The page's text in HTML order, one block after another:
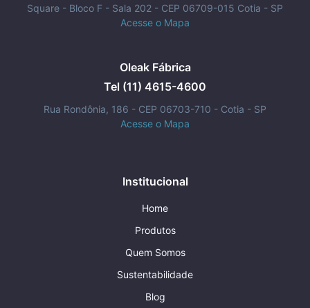
Square - Bloco F - Sala 202 - CEP 06709-015 Cotia - SP
Acesse o Mapa
Oleak Fábrica
Tel (11) 4615-4600
Rua Rondônia, 186 - CEP 06703-710 - Cotia - SP
Acesse o Mapa
Institucional
Home
Produtos
Quem Somos
Sustentabilidade
Blog